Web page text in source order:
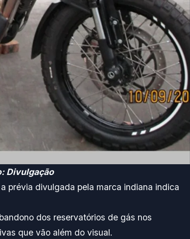
Divulgação
prévia divulgada pela marca indiana indica
dos reservatórios de gás nos
que vão além do visual.